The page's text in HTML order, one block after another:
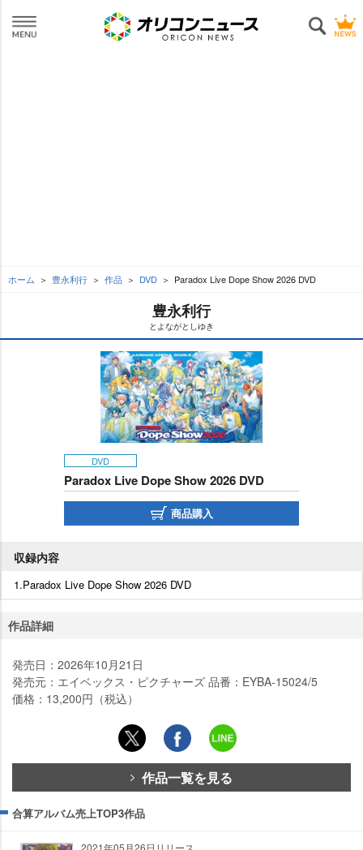
ホーム 豊永利行 作品 DVD Paradox Live Dope Show 2026 DVD
豊永利行
とよながとしゆき
DVD
Paradox Live Dope Show 2026 DVD
商品購入
収録内容
1.Paradox Live Dope Show 2026 DVD
作品詳細
発売日：2026年10月21日
発売元：エイベックス・ピクチャーズ 品番：EYBA-15024/5
価格：13,200円（税込）
作品一覧を見る
合算アルバム売上TOP3作品
2021年05月26日リリース